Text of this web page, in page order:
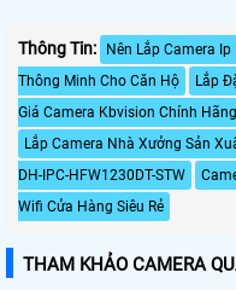
Thông Tin: Nên Lắp Camera
Thông Minh Cho Căn Hộ
Lắp
Giá Camera Kbvision Chính Hãng
Lắp Camera Nhà Xưởng Sản
DH-IPC-HFW1230DT-STW
Wifi Cửa Hàng Siêu Rẻ
THAM KHẢO CAMERA